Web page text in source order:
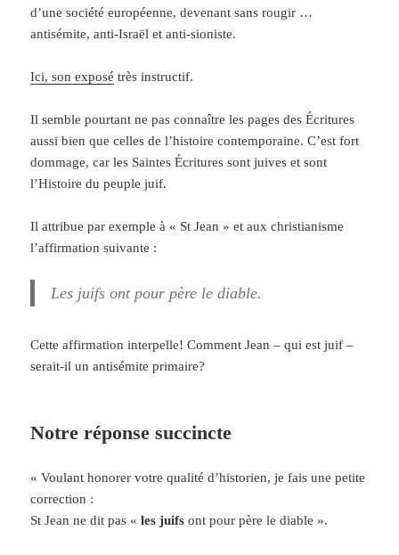
d’une société européenne, devenant sans rougir …
antisémite, anti-Israël et anti-sioniste.
Ici, son exposé très instructif.
Il semble pourtant ne pas connaître les pages des Écritures
aussi bien que celles de l’histoire contemporaine. C’est fort
dommage, car les Saintes Écritures sont juives et sont
l’Histoire du peuple juif.
Il attribue par exemple à « St Jean » et aux christianisme
l’affirmation suivante :
Les juifs ont pour père le diable.
Cette affirmation interpelle! Comment Jean – qui est juif –
serait-il un antisémite primaire?
Notre réponse succincte
« Voulant honorer votre qualité d’historien, je fais une petite
correction :
St Jean ne dit pas «les juifs ont pour père le diable ».